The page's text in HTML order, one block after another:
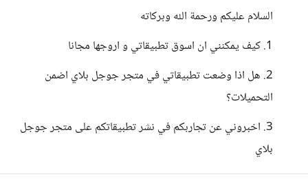
السلام عليكم ورحمة الله وبركاته
1. كيف يمكنني ان اسوق تطبيقاتي و اروجها مجانا
2. هل اذا وضعت تطبيقاتي في متجر جوجل بلاي اضمن
التحميلات؟
3. اخبروني عن تجاربكم في نشر تطبيقاتكم على متجر جوجل
بلاي